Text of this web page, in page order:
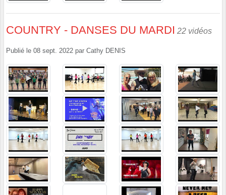
COUNTRY - DANSES DU MARDI 22 vidéos
Publié le 08 sept. 2022 par Cathy DENIS